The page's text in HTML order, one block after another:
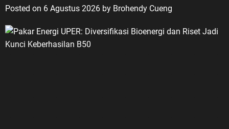
Posted on 6 Agustus 2026 by Brohendy Cueng